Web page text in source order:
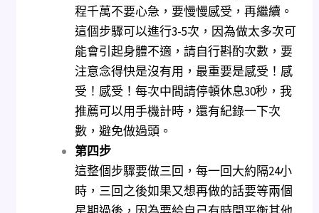
程千萬不要心急，要慢慢感受，再繼續。
這個步驟可以進行3-5次，因為做太多次可
能會引起身體不適，請自行斟酌次數，要
注意念得快是沒有用，最重要是感受！感
受！感受！每次中間請停頓休息30秒，我
推薦可以用手機計時，還有紀錄一下次
數，避免做過頭。
第四步
這整個步驟要做三回，每一回大約隔24小
時，三回之後如果又想再做的話要等兩個